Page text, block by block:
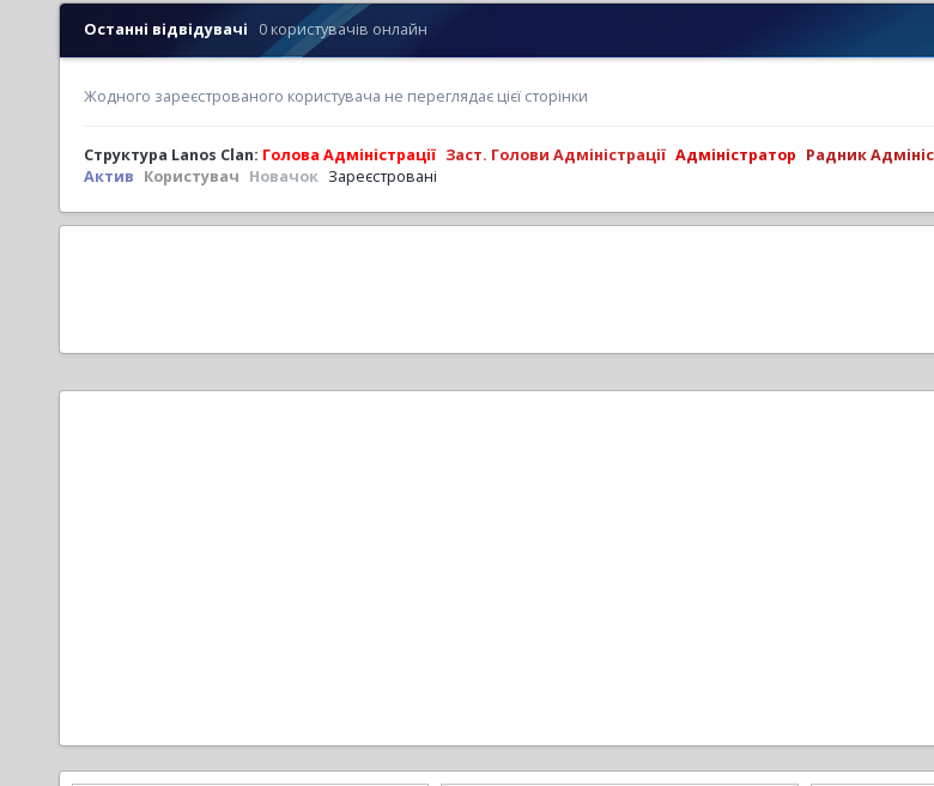
Останні відвідувачі 0 користувачів онлайн
Жодного зареєстрованого користувача не переглядає цієї сторінки
Структура Lanos Clan: Голова Адміністрації Заст. Голови Адміністрації Адміністратор Радник
Актив Користувач Новачок Зареєстровані